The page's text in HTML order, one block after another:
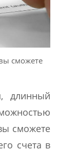
сможете
длинный
сможете
счета в